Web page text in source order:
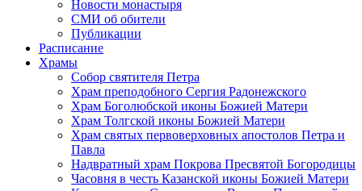
Новости монастыря
СМИ об обители
Публикации
Расписание
Храмы
Собор святителя Петра
Храм преподобного Сергия Радонежского
Храм Боголюбской иконы Божией Матери
Храм Толгской иконы Божией Матери
Храм святых первоверховных апостолов Петра и
Павла
Надвратный храм Покрова Пресвятой Богородицы
Часовня в честь Казанской иконы Божией Матери